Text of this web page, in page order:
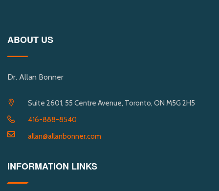
ABOUT US
Dr. Allan Bonner
Suite 2601, 55 Centre Avenue, Toronto, ON M5G 2H5
416-888-8540
allan@allanbonner.com
INFORMATION LINKS